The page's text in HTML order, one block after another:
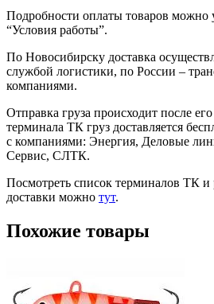
Подробности оплаты товаров можно
“Условия работы”.
По Новосибирску доставка
службой логистики, по России –
компаниями.
Отправка груза происходит после
терминала ТК груз доставляется
с компаниями: Энергия, Деловые
Сервис, СЛТК.
Посмотреть список терминалов ТК и
доставки можно тут.
Похожие товары